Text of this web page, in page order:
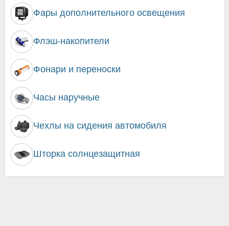
Фары дополнительного освещения
Флэш-накопители
Фонари и переноски
Часы наручные
Чехлы на сидения автомобиля
Шторка солнцезащитная